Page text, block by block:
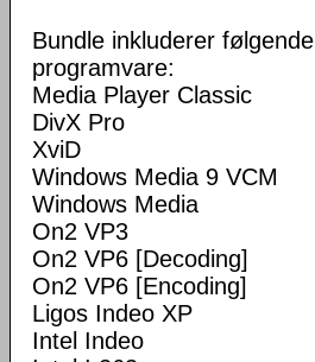
Bundle inkluderer følgende
programvare:
Media Player Classic
DivX Pro
XviD
Windows Media 9 VCM
Windows Media
On2 VP3
On2 VP6 [Decoding]
On2 VP6 [Encoding]
Ligos Indeo XP
Intel Indeo